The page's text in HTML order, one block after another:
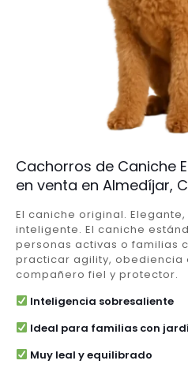
Cachorros de Caniche
en venta en Almedíjar,
El caniche original.
inteligente. El caniche
personas activas o familias
practicar agility, obediencia
compañero fiel y protector.
Inteligencia sobresaliente
Ideal para familias con
Muy leal y equilibrado